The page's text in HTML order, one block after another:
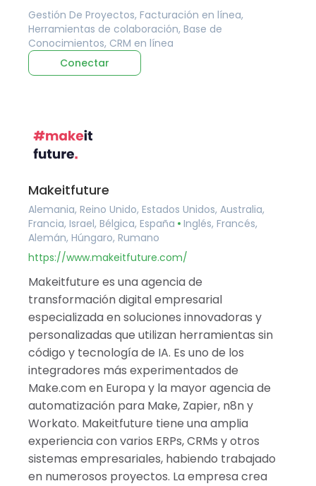
Gestión De Proyectos, Facturación en línea,
Herramientas de colaboración, Base de
Conocimientos, CRM en línea
Conectar
Makeitfuture
Alemania, Reino Unido, Estados Unidos, Australia,
Francia, Israel, Bélgica, España
Inglés, Francés,
Alemán, Húngaro, Rumano
https://www.makeitfuture.com/
Makeitfuture es una agencia de
transformación digital empresarial
especializada en soluciones innovadoras y
personalizadas que utilizan herramientas sin
código y tecnología de IA. Es uno de los
integradores más experimentados de
Make.com en Europa y la mayor agencia de
automatización para Make, Zapier, n8n y
Workato. Makeitfuture tiene una amplia
experiencia con varios ERPs, CRMs y otros
sistemas empresariales, habiendo trabajado
en numerosos proyectos. La empresa crea